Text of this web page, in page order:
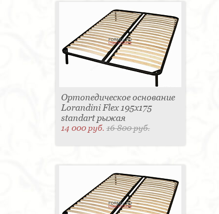
Ортопедическое основание
Lorandini Flex 195x175
standart рыжая
14 000 руб.16 800 руб.